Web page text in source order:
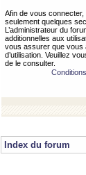
Afin de vous
seulement quelques
L’administrateur du
additionnelles aux
vous assurer que vous
d’utilisation. Veuillez
de le consulter.
Index du forum